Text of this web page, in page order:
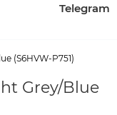
Telegram
(S6HVW-P751)
Grey/Blue